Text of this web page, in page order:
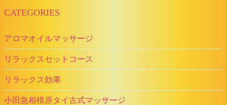
CATEGORIES
アロマオイルマッサージ
リラックスセットコース
リラックス効果
小田急相模原タイ古式マッサージ